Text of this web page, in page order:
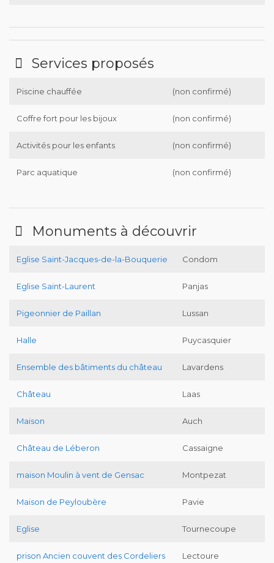
Services proposés
Piscine chauffée (non confirmé)
Coffre fort pour les bijoux (non confirmé)
Activités pour les enfants (non confirmé)
Parc aquatique (non confirmé)
Monuments à découvrir
Eglise Saint-Jacques-de-la-Bouquerie Condom
Eglise Saint-Laurent Panjas
Pigeonnier de Paillan Lussan
Halle Puycasquier
Ensemble des bâtiments du château Lavardens
Château Laas
Maison Auch
Château de Léberon Cassaigne
maison Moulin à vent de Gensac Montpezat
Maison de Peyloubère Pavie
Eglise Tournecoupe
prison Ancien couvent des Cordeliers Lectoure